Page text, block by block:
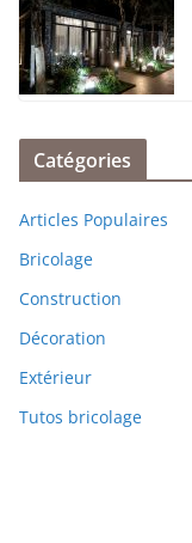
Catégories
Articles Populaires
Bricolage
Construction
Décoration
Extérieur
Tutos bricolage